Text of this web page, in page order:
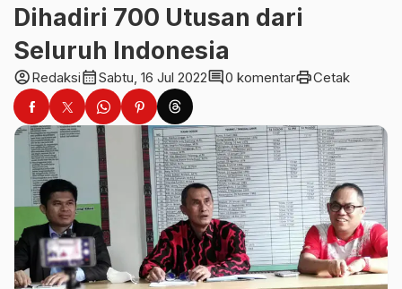
Dihadiri 700 Utusan dari
Seluruh Indonesia
account_circleRedaksicalendar_monthSabtu, 16 Jul 2022comment0 komentarprintCetak